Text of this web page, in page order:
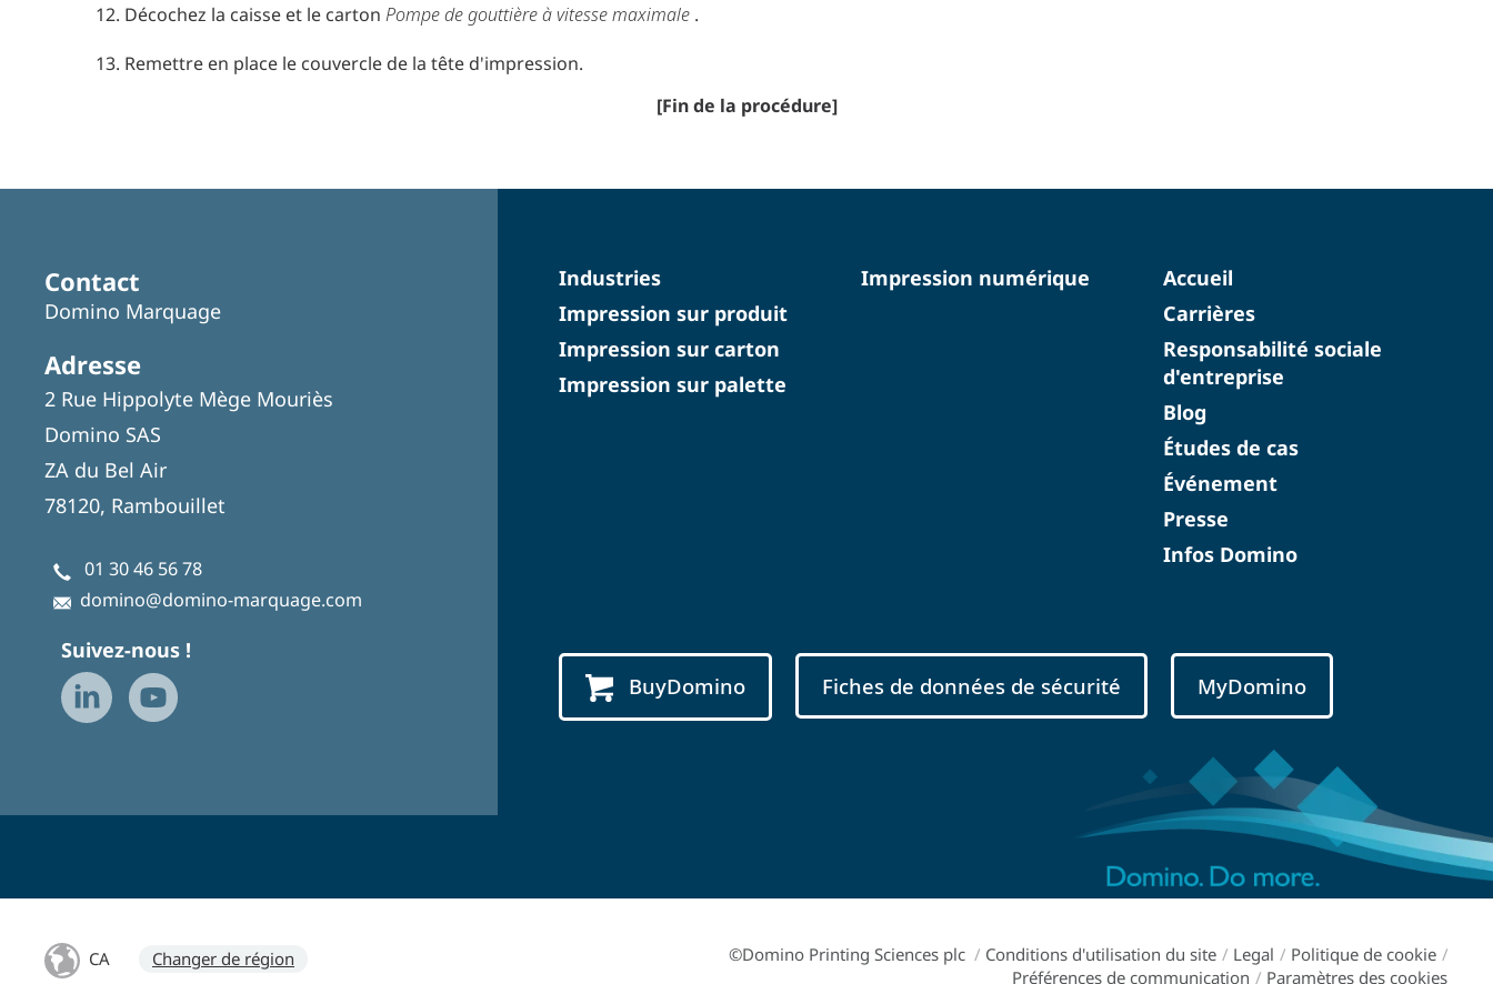
Décochez la caisse et le carton Pompe de gouttière à vitesse maximale .
Remettre en place le couvercle de la tête d'impression.
[Fin de la procédure]
Contact
Domino Marquage
Adresse
2 Rue Hippolyte Mège Mouriès
Domino SAS
ZA du Bel Air
78120, Rambouillet
01 30 46 56 78
domino@domino-marquage.com
Suivez-nous !
Industries
Impression sur produit
Impression sur carton
Impression sur palette
Impression numérique
Accueil
Carrières
Responsabilité sociale
d'entreprise
Blog
Études de cas
Événement
Presse
Infos Domino
BuyDomino Fiches de données de sécurité MyDomino
CA Changer de région ©Domino Printing Sciences plc / Conditions d'utilisation du site / Legal / Politique de cookie /
Préférences de communication / Paramètres des cookies